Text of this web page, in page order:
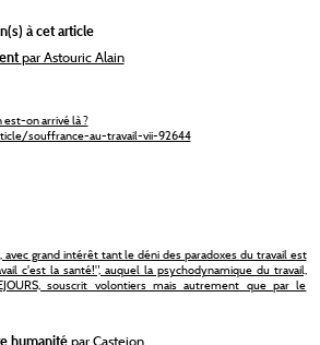
à cet article
par Astouric Alain
on arrivé là ?
souffrance-au-travail-vii-92644
grand intérêt tant le déni des paradoxes du travail est
c'est la santé!", auquel la psychodynamique du travail,
souscrit volontiers mais autrement que par le
humanitépar Castejon